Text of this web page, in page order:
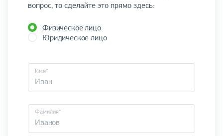
вопрос, то сделайте это прямо здесь:
Физическое лицо
Юридическое лицо
Имя*
Фамилия*